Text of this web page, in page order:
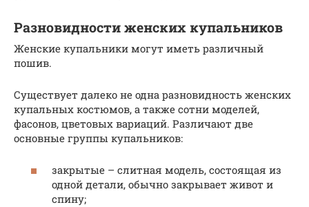
Разновидности женских купальников
Женские купальники могут иметь различный
пошив.
Существует далеко не одна разновидность женских
купальных костюмов, а также сотни моделей,
фасонов, цветовых вариаций. Различают две
основные группы купальников:
закрытые – слитная модель, состоящая из
одной детали, обычно закрывает живот и
спину;